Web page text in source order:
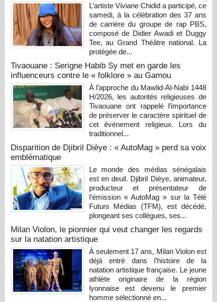
L’artiste Viviane Chidid a participé, ce
samedi, à la célébration des 37 ans
de carrière du groupe de rap PBS,
composé de Didier Awadi et Duggy
Tee, au Grand Théâtre national. La
protégée de...
Tivaouane : Serigne Habib Sy met en garde les
influenceurs contre le « folklore » au Gamou
À l’approche du Mawlid-Al-Nabi 1448
H/2026, les autorités religieuses de
Tivaouane ont rappelé l’importance
de préserver le caractère spirituel de
cet événement religieux. Lors du
traditionnel...
Disparition de Djibril Dièye : « AutoMag » perd sa voix
emblématique
Le monde des médias sénégalais
est en deuil. Djibril Dièye, animateur,
producteur et présentateur de
l’émission « AutoMag » sur la Télé
Futurs Médias (TFM), est décédé,
plongeant ses collègues, ses...
Milan Violon, le pionnier qui veut changer les regards
sur la natation artistique
À seulement 17 ans, Milan Violon est
déjà entré dans l’histoire de la
natation artistique française. Le jeune
athlète originaire de la région
lyonnaise est devenu le premier
homme sélectionné en...